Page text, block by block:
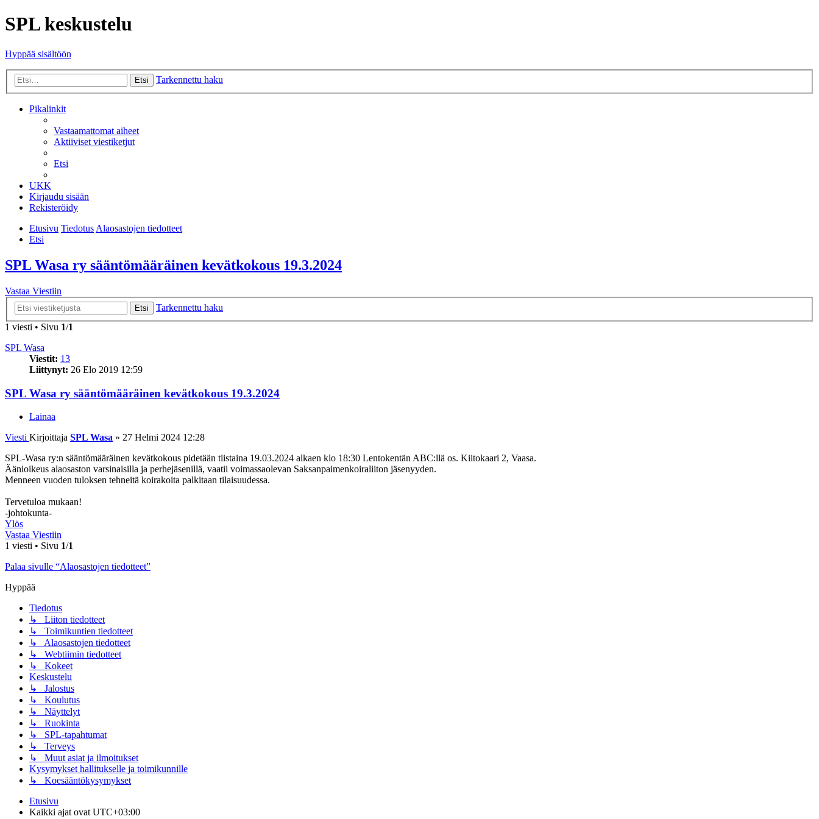
SPL keskustelu
Hyppää sisältöön
Etsi Tarkennettu haku
Pikalinkit
Vastaamattomat aiheet
Aktiiviset viestiketjut
Etsi
UKK
Kirjaudu sisään
Rekisteröidy
Etusivu TiedotusAlaosastojen tiedotteet
Etsi
SPL Wasa ry sääntömääräinen kevätkokous 19.3.2024
Vastaa Viestiin
Etsi
Tarkennettu haku
1 viesti • Sivu 1/1
SPL Wasa
Viestit: 13
Liittynyt: 26 Elo 2019 12:59
SPL Wasa ry sääntömääräinen kevätkokous 19.3.2024
Lainaa
Viesti Kirjoittaja SPL Wasa » 27 Helmi 2024 12:28
SPL-Wasa ry:n sääntömääräinen kevätkokous pidetään tiistaina 19.03.2024 alkaen klo 18:30 Lentokentän ABC:llä os. Kiitokaari 2, Vaasa.
Äänioikeus alaosaston varsinaisilla ja perhejäsenillä, vaatii voimassaolevan Saksanpaimenkoiraliiton jäsenyyden.
Menneen vuoden tuloksen tehneitä koirakoita palkitaan tilaisuudessa.
Tervetuloa mukaan!
-johtokunta-
Ylös
Vastaa Viestiin
1 viesti • Sivu 1/1
Palaa sivulle “Alaosastojen tiedotteet”
Hyppää
Tiedotus
↳ Liiton tiedotteet
↳ Toimikuntien tiedotteet
↳ Alaosastojen tiedotteet
↳ Webtiimin tiedotteet
↳ Kokeet
Keskustelu
↳ Jalostus
↳ Koulutus
↳ Näyttelyt
↳ Ruokinta
↳ SPL-tapahtumat
↳ Terveys
↳ Muut asiat ja ilmoitukset
Kysymykset hallitukselle ja toimikunnille
↳ Koesääntökysymykset
Etusivu
Kaikki ajat ovat UTC+03:00